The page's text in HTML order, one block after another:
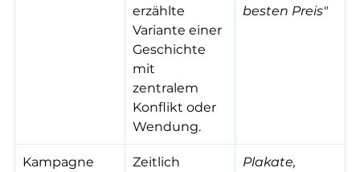
erzählte
Variante einer
Geschichte
mit
zentralem
Konflikt oder
Wendung.
besten Preis"
Kampagne
Zeitlich
Plakate,